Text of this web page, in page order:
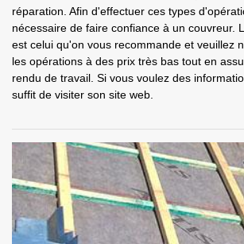
réparation. Afin d'effectuer ces types
nécessaire de faire confiance à un couvreur.
est celui qu'on vous recommande et veuillez
les opérations à des prix très bas tout en
rendu de travail. Si vous voulez des
suffit de visiter son site web.